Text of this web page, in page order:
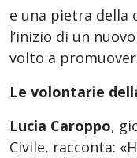
e una pietra della
l’inizio di un
volto a
Le volontarie
Lucia Caroppo,
Civile, racconta: